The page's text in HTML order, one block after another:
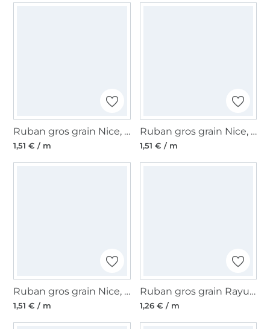
Ruban gros grain Nice, rose fuchsia
1,51 € / m
Ruban gros grain Nice, rouge
1,51 € / m
Ruban gros grain Nice, bleu cobalt
1,51 € / m
Ruban gros grain Rayures 8, bleu foncé - blanc
1,26 € / m